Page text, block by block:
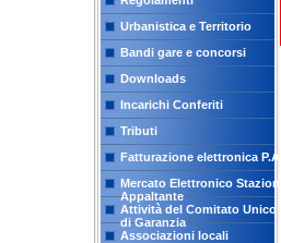
Urbanistica e Territorio
Bandi gare e concorsi
Downloads
Incarichi Conferiti
Tributi
Fatturazione elettronica P.A.
Mercato Elettronico Stazione
Appaltante
Attività del Comitato Unico
di Garanzia
Associazioni locali